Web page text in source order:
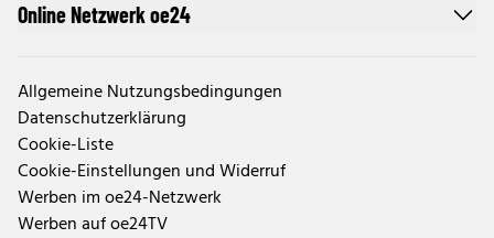
Online Netzwerk oe24
Allgemeine Nutzungsbedingungen
Datenschutzerklärung
Cookie-Liste
Cookie-Einstellungen und Widerruf
Werben im oe24-Netzwerk
Werben auf oe24TV